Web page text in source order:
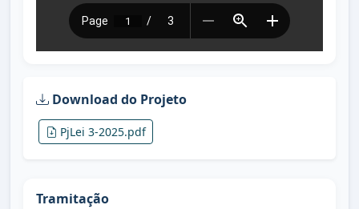
Download do Projeto
PjLei 3-2025.pdf
Tramitação